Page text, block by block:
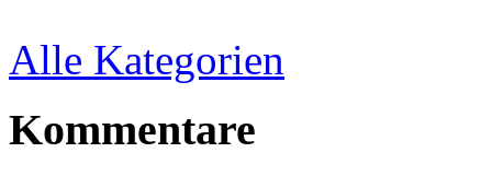
Alle Kategorien
Kommentare